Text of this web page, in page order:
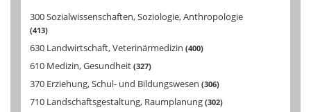
300 Sozialwissenschaften, Soziologie, Anthropologie
413
630 Landwirtschaft, Veterinärmedizin 400
610 Medizin, Gesundheit 327
370 Erziehung, Schul- und Bildungswesen 306
710 Landschaftsgestaltung, Raumplanung 302